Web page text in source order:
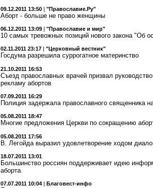
09.12.2011 13:50 | "Православие.Ру"
Аборт - больше не право женщины
06.12.2011 13:09 | "Православие и мир"
10 самых тревожных позиций нового закона "Об
02.11.2011 23:17 "Церковный вестник"
Госдума разрешила суррогатное материнство
21.10.2011 16:53
Съезд православных врачей призвал
рекламу абортов
07.09.2011 16:29
Полиция задержала православного священника
05.08.2011 18:47
Многие предложения Церкви по сокращению
05.08.2011 17:56
В. Легойда выразил удовлетворение ходом
18.07.2011 13:01
Большинство россиян поддерживает идею
аборта
07.07.2011 10:04 | Благовест-инфо